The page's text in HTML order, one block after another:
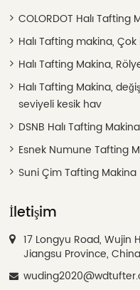
COLORDOT Halı Tafting
Halı Tafting makina, Çok
Halı Tafting Makina,
Halı Tafting Makina,
seviyeli kesik hav
DSNB Halı Tafting
Esnek Numune Tafting
Suni Çim Tafting Makina
İletişim
17 Longyu Road,
Jiangsu Province, China